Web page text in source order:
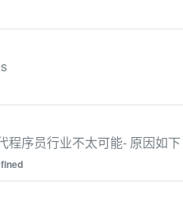
程序员行业不太可能- 原因如下